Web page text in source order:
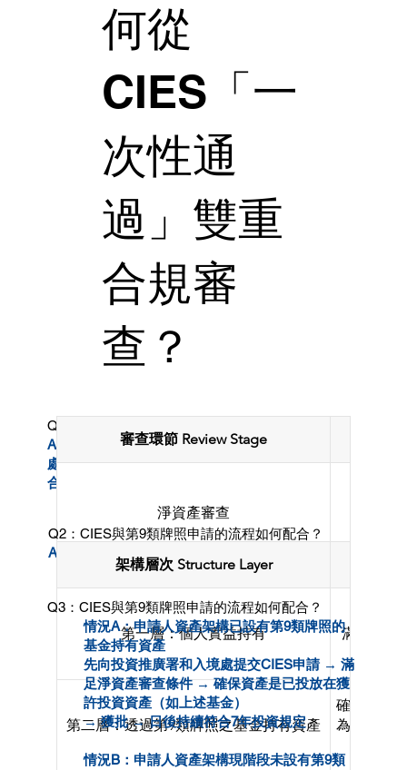
何從
CIES「一
次性通
過」雙重
合規審
查？
Q1：CIES申請需要通過哪些部門的合規審查？
A：CIES申請涉及「投資推廣署」 與 「入境事務
處」 兩個部門，同時必須確保資產持有架構的長期
合規性。
審查環節 Review Stage
淨資產審查
投資規定審查
簽證審批
Q2：CIES與第9類牌照申請的流程如何配合？
A：持資架構建議採用「雙層合規架構」模式：
架構層次 Structure Layer
第一層：個人實益持有 滿足
第二層：透過第9類牌照之基金持有資產
確保3,000
為例：基
Q3：CIES與第9類牌照申請的流程如何配合？
情況A：申請人資產架構已設有第9類牌照的
基金持有資產
先向投資推廣署和入境處提交CIES申請 → 滿
足淨資產審查條件 → 確保資產是已投放在獲
許投資資產（如上述基金）
→ 獲批 → 日後持續符合7年投資規定
情況B：申請人資產架構現階段未設有第9類